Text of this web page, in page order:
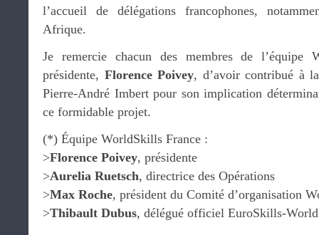
l’accueil de délégations francophones,
Afrique.
Je remercie chacun des membres de l’équipe
présidente, Florence Poivey, d’avoir contribué à
Pierre-André Imbert pour son implication
ce formidable projet.
(*) Équipe WorldSkills France :
>Florence Poivey, présidente
>Aurelia Ruetsch, directrice des Opérations
>Max Roche, président du Comité d’organisation
>Thibault Dubus, délégué officiel EuroSkills-